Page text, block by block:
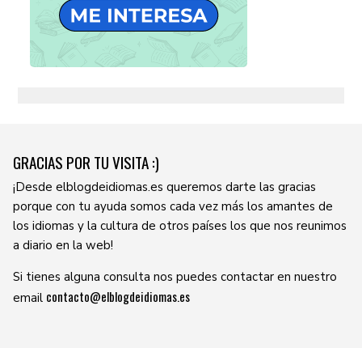
GRACIAS POR TU VISITA :)
¡Desde elblogdeidiomas.es queremos darte las gracias
porque con tu ayuda somos cada vez más los amantes de
los idiomas y la cultura de otros países los que nos reunimos
a diario en la web!
Si tienes alguna consulta nos puedes contactar en nuestro
email contacto@elblogdeidiomas.es